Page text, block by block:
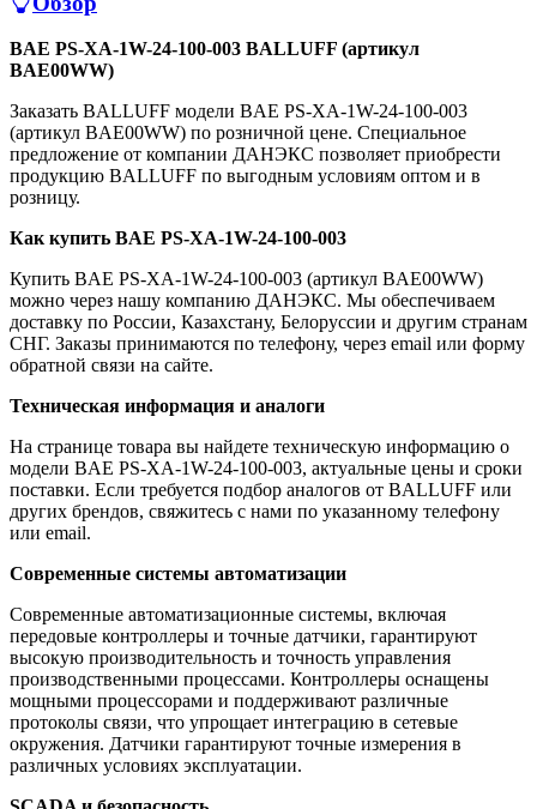
BAE PS-XA-1W-24-100-003 BALLUFF (артикул
BAE00WW)
Заказать BALLUFF модели BAE PS-XA-1W-24-100-003
(артикул BAE00WW) по розничной цене. Специальное
предложение от компании ДАНЭКС позволяет приобрести
продукцию BALLUFF по выгодным условиям оптом и в
розницу.
Как купить BAE PS-XA-1W-24-100-003
Купить BAE PS-XA-1W-24-100-003 (артикул BAE00WW)
можно через нашу компанию ДАНЭКС. Мы обеспечиваем
доставку по России, Казахстану, Белоруссии и другим странам
СНГ. Заказы принимаются по телефону, через email или форму
обратной связи на сайте.
Техническая информация и аналоги
На странице товара вы найдете техническую информацию о
модели BAE PS-XA-1W-24-100-003, актуальные цены и сроки
поставки. Если требуется подбор аналогов от BALLUFF или
других брендов, свяжитесь с нами по указанному телефону
или email.
Современные системы автоматизации
Современные автоматизационные системы, включая
передовые контроллеры и точные датчики, гарантируют
высокую производительность и точность управления
производственными процессами. Контроллеры оснащены
мощными процессорами и поддерживают различные
протоколы связи, что упрощает интеграцию в сетевые
окружения. Датчики гарантируют точные измерения в
различных условиях эксплуатации.